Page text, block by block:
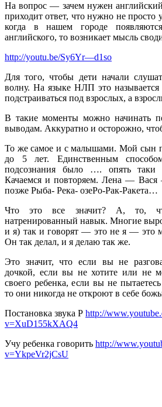
На вопрос — зачем нужен английский
приходит ответ, что нужно не просто
когда в нашем городе
английского, то возникает мысль
http://youtu.be/Sy6Yr—d1so
Для того, чтобы дети начали
волну. На языке НЛП это
подстраиваться под взрослых, а
В такие моменты можно начинать
выводам. Аккуратно и осторожно,
То же самое и с малышами. Мой сын
до 5 лет. Единственным
подсознания было …. опять таки
Качаемся и повторяем. Лена —
позже Рыба- Река- озеРо-Рак-Ракета…
Что это все значит? А, то,
натренированный навык. Многие
и я) так и говорят — это не я — это
Он так делал, и я делаю так же.
Это значит, что если вы не
дочкой, если вы не хотите или не
своего ребенка, если вы не
то они никогда не откроют в себе
Постановка звука Р http://
v=XuD155kXAQ4
Учу ребенка говорить http://
v=YkpeVr2jCsU